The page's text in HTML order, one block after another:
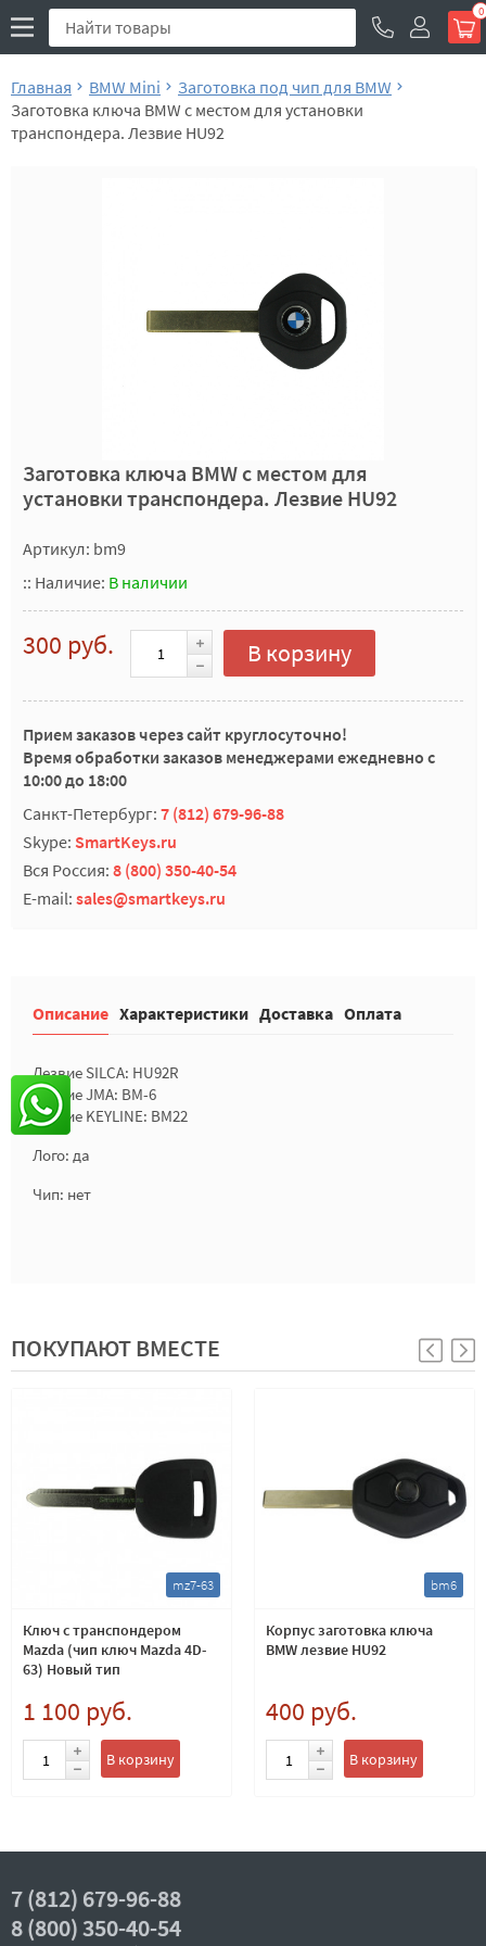
0
Главная BMW Mini
Заготовка под чип для BMW
Заготовка ключа BMW с местом для установки
транспондера. Лезвие HU92
Заготовка ключа BMW с местом для
установки транспондера. Лезвие HU92
Артикул: bm9
:: Наличие: В наличии
300 руб. В корзину
Прием заказов через сайт круглосуточно!
Время обработки заказов менеджерами ежедневно с
10:00 до 18:00
Санкт-Петербург: 7 (812) 679-96-88
Skype: SmartKeys.ru
Вся Россия: 8 (800) 350-40-54
E-mail: sales@smartkeys.ru
Описание Характеристики Доставка Оплата
Лезвие SILCA: HU92R
Лезвие JMA: BM-6
Лезвие KEYLINE: BM22
Лого: да
Чип: нет
ПОКУПАЮТ ВМЕСТЕ
mz7-63
Ключ с транспондером
Mazda (чип ключ Mazda 4D-
63) Новый тип
1 100 руб.
В корзину
bm6
Корпус заготовка ключа
BMW лезвие HU92
400 руб.
В корзину
7 (812) 679-96-88
8 (800) 350-40-54